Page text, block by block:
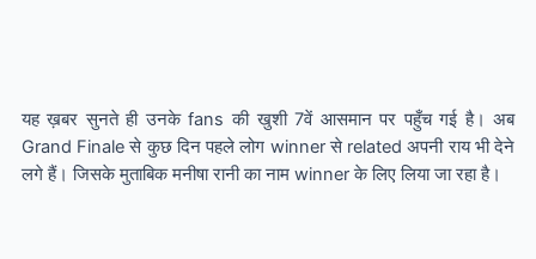
यह ख़बर सुनते ही उनके fans की खुशी 7वें आसमान पर पहुँच गई है। अब
Grand Finale से कुछ दिन पहले लोग winner से related अपनी राय भी देने
लगे हैं। जिसके मुताबिक मनीषा रानी का नाम winner के लिए लिया जा रहा है।